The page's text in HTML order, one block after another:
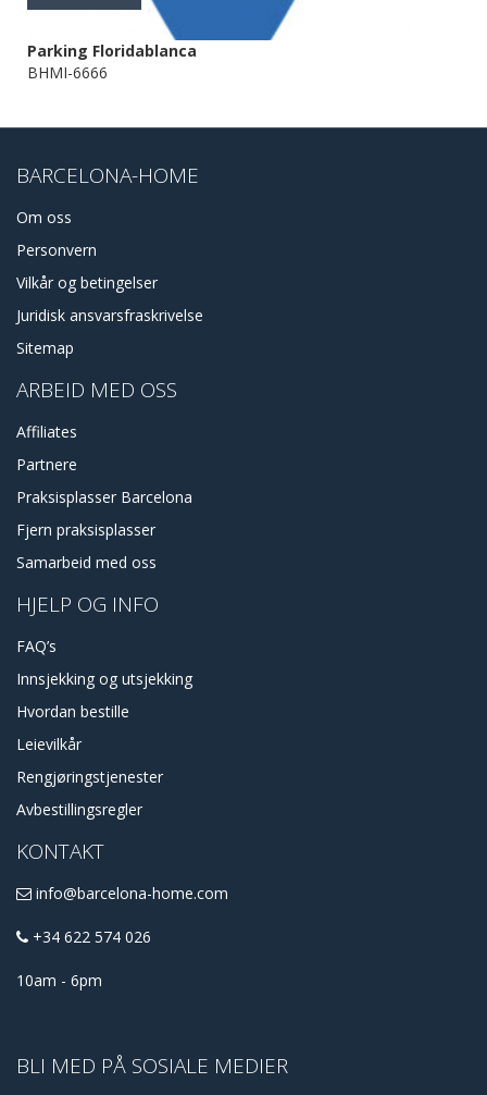
Parking Floridablanca
BHMI-6666
BARCELONA-HOME
Om oss
Personvern
Vilkår og betingelser
Juridisk ansvarsfraskrivelse
Sitemap
ARBEID MED OSS
Affiliates
Partnere
Praksisplasser Barcelona
Fjern praksisplasser
Samarbeid med oss
HJELP OG INFO
FAQ’s
Innsjekking og utsjekking
Hvordan bestille
Leievilkår
Rengjøringstjenester
Avbestillingsregler
KONTAKT
info@barcelona-home.com
+34 622 574 026
10am - 6pm
BLI MED PÅ SOSIALE MEDIER